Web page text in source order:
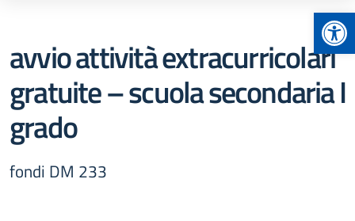
avvio attività extracurricolari
gratuite – scuola secondaria I
grado
fondi DM 233